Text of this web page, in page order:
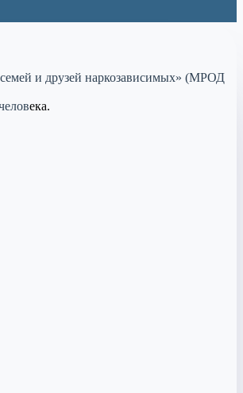
и друзей наркозависимых» (МРОД
ека.